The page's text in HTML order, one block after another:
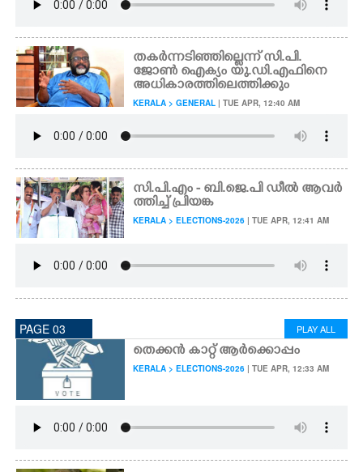
തകർന്നടിഞ്ഞില്ലെന്ന് സി.പി.
ജോൺ ഐക്യം യു.ഡി.എഫിനെ
അധികാരത്തിലെത്തിക്കും
KERALA > GENERAL | TUE APR, 12:40 AM
സി.പി.എം - ബി.ജെ.പി ഡീൽ ആവർ
ത്തിച്ച് പ്രിയങ്ക
KERALA > ELECTIONS-2026 | TUE APR, 12:41 AM
PAGE 03 PLAY ALL
തെക്കൻ കാറ്റ് ആർക്കൊപ്പം
KERALA > ELECTIONS-2026 | TUE APR, 12:33 AM